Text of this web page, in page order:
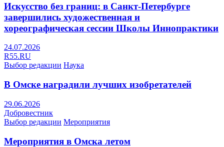
Искусство без границ: в Санкт-Петербурге
завершились художественная и
хореографическая сессии Школы Иннопрактики
24.07.2026
R55.RU
Выбор редакции Наука
В Омске наградили лучших изобретателей
29.06.2026
Добровестник
Выбор редакции Мероприятия
Мероприятия в Омска летом